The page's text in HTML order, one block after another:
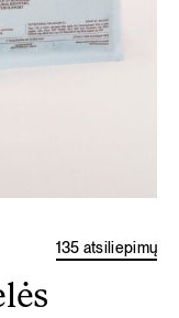
135 atsiliepimų